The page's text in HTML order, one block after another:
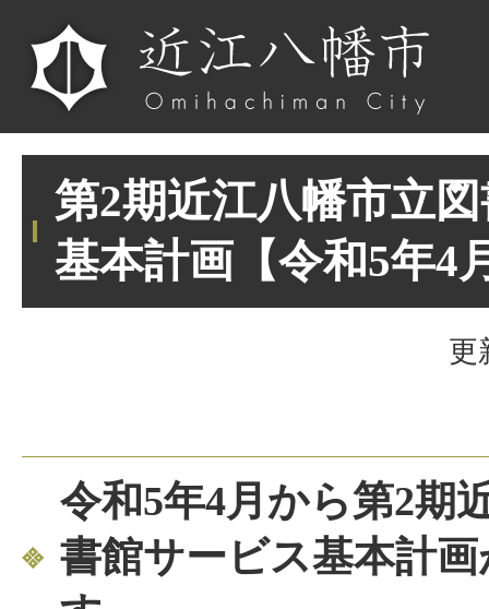
第2期近江八幡市立
基本計画【令和5年4
更
令和5年4月から第2期
書館サービス基本計